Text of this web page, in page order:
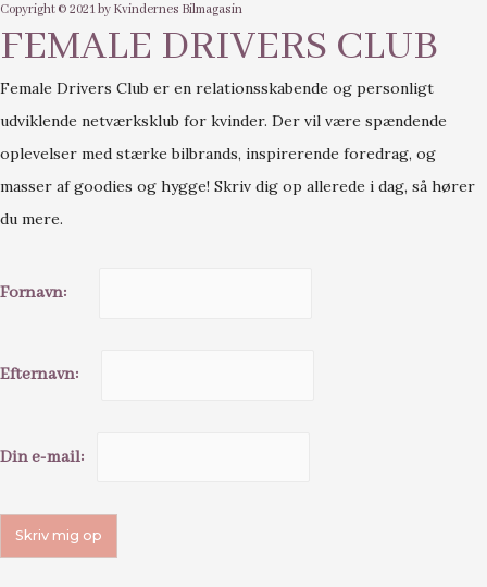
Copyright © 2021 by Kvindernes Bilmagasin
FEMALE DRIVERS CLUB
Female Drivers Club er en relationsskabende og personligt
udviklende netværksklub for kvinder. Der vil være spændende
oplevelser med stærke bilbrands, inspirerende foredrag, og
masser af goodies og hygge! Skriv dig op allerede i dag, så hører
du mere.
Fornavn:
Efternavn:
Din e-mail: